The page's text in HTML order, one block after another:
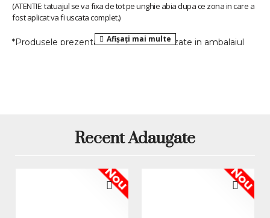
(ATENTIE: tatuajul se va fixa de tot pe unghie abia dupa ce zona in care a
fost aplicat va fi uscata complet.)
*Produsele prezentate sunt comercializate in ambalajul
modifica in functie de actualizarile producatorilor fara
anuntarea prealabila a utilizatorilor.
Recent Adaugate
Nou Nou